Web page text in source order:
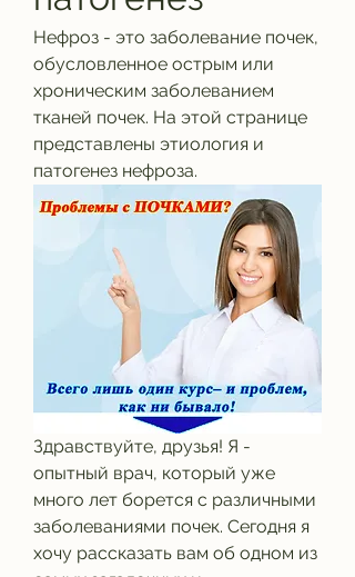
Нефроз - это заболевание почек,
обусловленное острым или
хроническим заболеванием
тканей почек. На этой странице
представлены этиология и
патогенез нефроза.
Здравствуйте, друзья! Я -
опытный врач, который уже
много лет борется с различными
заболеваниями почек. Сегодня я
хочу рассказать вам об одном из